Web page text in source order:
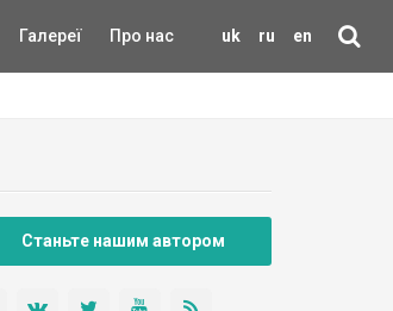
uk ru en
Галереї Про нас
Станьте нашим автором